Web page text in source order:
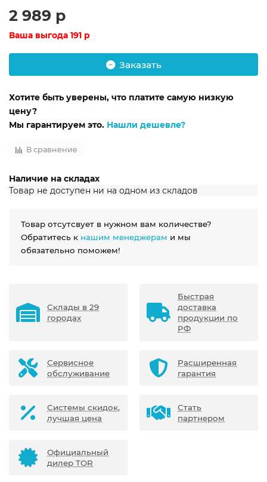
2 989 р
Ваша выгода 191 р
Заказать
Хотите быть уверены, что платите самую низкую
цену?
Мы гарантируем это. Нашли дешевле?
В сравнение
Наличие на складах
Товар не доступен ни на одном из складов
Товар отсутсвует в нужном вам количестве?
Обратитесь к нашим менеджерам и мы
обязательно поможем!
Склады в 29
городах
Быстрая
доставка
продукции по
РФ
Сервисное
обслуживание
Расширенная
гарантия
Системы скидок,
лучшая цена
Стать
партнером
Официальный
дилер TOR